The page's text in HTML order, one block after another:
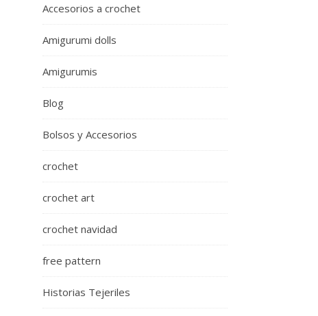
Accesorios a crochet
Amigurumi dolls
Amigurumis
Blog
Bolsos y Accesorios
crochet
crochet art
crochet navidad
free pattern
Historias Tejeriles